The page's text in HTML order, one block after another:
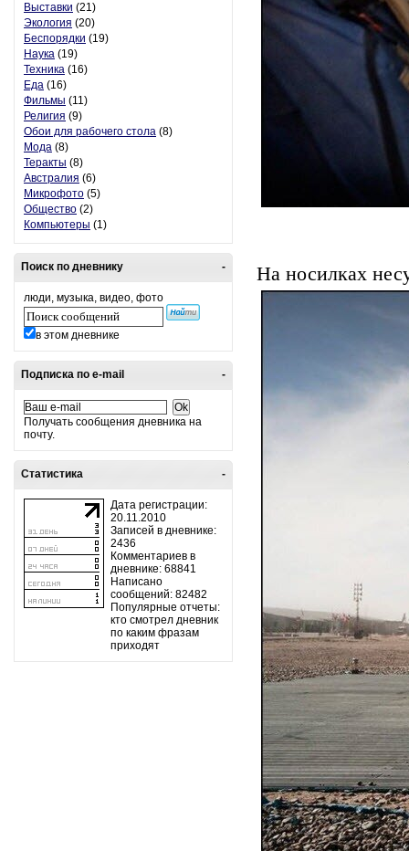
Выставки (21)
Экология (20)
Беспорядки (19)
Наука (19)
Техника (16)
Еда (16)
Фильмы (11)
Религия (9)
Обои для рабочего стола (8)
Мода (8)
Теракты (8)
Австралия (6)
Микрофото (5)
Общество (2)
Компьютеры (1)
-
Поиск по дневнику
люди, музыка, видео, фото
в этом дневнике
-
Подписка по e-mail
Получать сообщения дневника на
почту.
-
Статистика
Дата регистрации:
20.11.2010
Записей в дневнике:
2436
Комментариев в
дневнике: 68841
Написано
сообщений: 82482
Популярные отчеты:
кто смотрел дневник
по каким фразам
приходят
На носилках